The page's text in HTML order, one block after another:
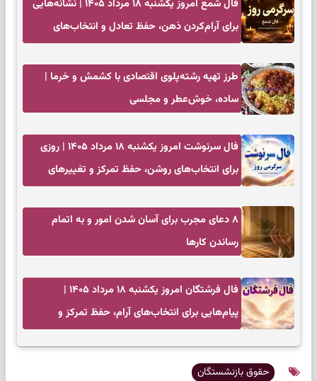
فال شمع امروز یکشنبه ۱۸ مرداد ۱۴۰۵ | نشانه‌هایی
برای آرام‌کردن ذهن، حفظ تعادل و انتخاب‌های
طرز تهیه رشته‌پلوی اقتصادی با کشمش و خرما |
ساده، خوش‌عطر و مجلسی
فال سرنوشت امروز یکشنبه ۱۸ مرداد ۱۴۰۵ | روزی
برای انتخاب‌های روشن، حفظ تمرکز و تغییرهای
۸ دعای مجرب برای آسان شدن امور و به اتمام
رساندن کار‌ها
فال فرشتگان امروز یکشنبه ۱۸ مرداد ۱۴۰۵ |
پیام‌هایی برای انتخاب‌های آرام، حفظ تمرکز و
حقوق بازنشستگان